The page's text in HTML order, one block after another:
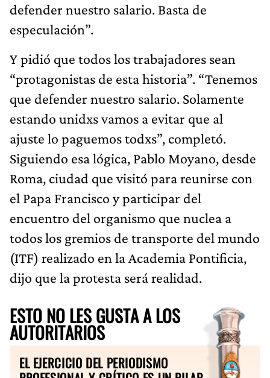
defender nuestro salario. Basta de
especulación”.
Y pidió que todos los trabajadores sean
“protagonistas de esta historia”. “Tenemos
que defender nuestro salario. Solamente
estando unidxs vamos a evitar que al
ajuste lo paguemos todxs”, completó.
Siguiendo esa lógica, Pablo Moyano, desde
Roma, ciudad que visitó para reunirse con
el Papa Francisco y participar del
encuentro del organismo que nuclea a
todos los gremios de transporte del mundo
(ITF) realizado en la Academia Pontificia,
dijo que la protesta será realidad.
ESTO NO LES GUSTA A LOS
AUTORITARIOS
EL EJERCICIO DEL PERIODISMO